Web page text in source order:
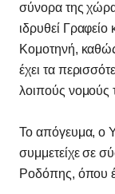
σύνορα της
ιδρυθεί Γραφείο
Κομοτηνή,
έχει τα
λοιπούς νομούς
Το απόγευμα, ο
συμμετείχε σε
Ροδόπης, όπου